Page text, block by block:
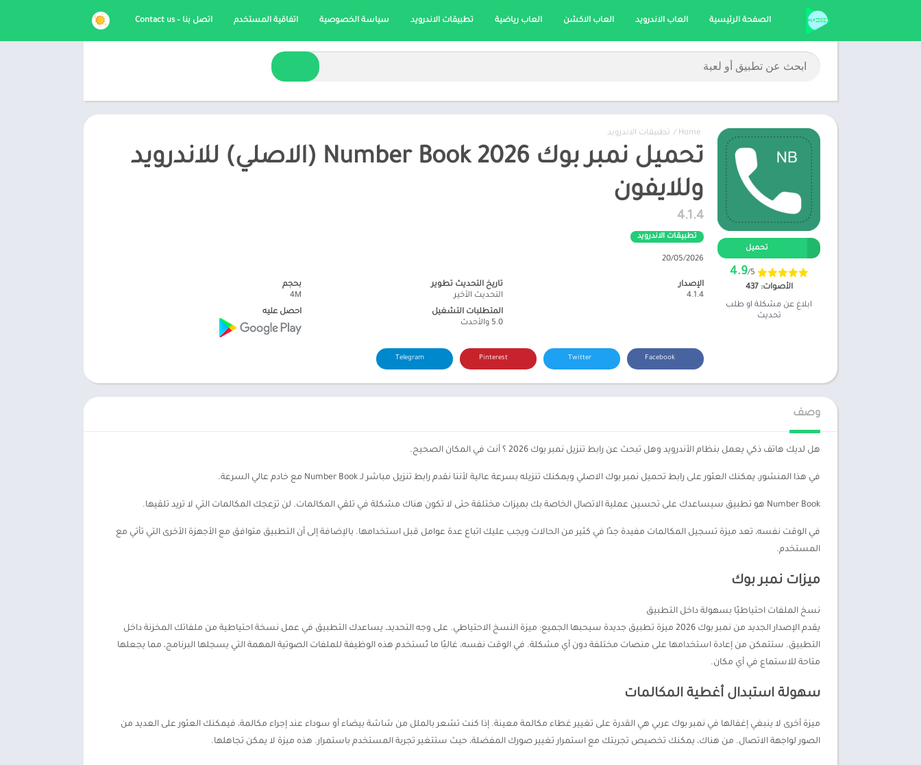
الصفحة الرئيسية العاب الاندرويد العاب الاكشن العاب رياضية تطبيقات الاندرويد سياسة الخصوصية اتفاقية المستخدم اتصل بنا – Contact us
Home
/ تطبيقات الاندرويد
تحميل نمبر بوك 2026 Number Book (الاصلي) للاندرويد
وللايفون
4.1.4
تطبيقات الاندرويد
20/05/2026
تحميل
4.9/5
الأصوات: 437
ابلاغ عن مشكلة او طلب
تحديث
الإصدار
4.1.4
تاريخ التحديث تطوير
التحديث الأخير
المتطلبات التشغيل
5.0 والأحدث
بحجم
4M
احصل عليه
وصف
هل لديك هاتف ذكي يعمل بنظام الأندرويد وهل تبحث عن رابط تنزيل نمبر بوك 2026 ؟ أنت في المكان الصحيح.
في هذا المنشور، يمكنك العثور على رابط تحميل نمبر بوك الاصلي ويمكنك تنزيله بسرعة عالية لأننا نقدم رابط تنزيل مباشر لـ Number Book مع خادم عالي السرعة.
Number Book هو تطبيق سيساعدك على تحسين عملية الاتصال الخاصة بك بميزات مختلفة حتى لا تكون هناك مشكلة في تلقي المكالمات. لن تزعجك المكالمات التي لا تريد تلقيها.
في الوقت نفسه، تعد ميزة تسجيل المكالمات مفيدة جدًا في كثير من الحالات ويجب عليك اتباع عدة عوامل قبل استخدامها. بالإضافة إلى أن التطبيق متوافق مع الأجهزة الأخرى التي تأتي مع
المستخدم.
ميزات نمبر بوك
نسخ الملفات احتياطيًا بسهولة داخل التطبيق
يقدم الإصدار الجديد من نمبر بوك 2026 ميزة تطبيق جديدة سيحبها الجميع: ميزة النسخ الاحتياطي. على وجه التحديد، يساعدك التطبيق في عمل نسخة احتياطية من ملفاتك المخزنة داخل
التطبيق. ستتمكن من إعادة استخدامها على منصات مختلفة دون أي مشكلة. في الوقت نفسه، غالبًا ما تُستخدم هذه الوظيفة للملفات الصوتية المهمة التي يسجلها البرنامج، مما يجعلها
متاحة للاستماع في أي مكان.
سهولة استبدال أغطية المكالمات
ميزة أخرى لا ينبغي إغفالها في نمبر بوك عربي هي القدرة على تغيير غطاء مكالمة معينة. إذا كنت تشعر بالملل من شاشة بيضاء أو سوداء عند إجراء مكالمة، فيمكنك العثور على العديد من
الصور لواجهة الاتصال. من هناك، يمكنك تخصيص تجربتك مع استمرار تغيير صورك المفضلة، حيث ستتغير تجربة المستخدم باستمرار. هذه ميزة لا يمكن تجاهلها.